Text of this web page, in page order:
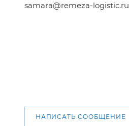
samara@remeza-logistic.ru
НАПИСАТЬ СООБЩЕНИЕ